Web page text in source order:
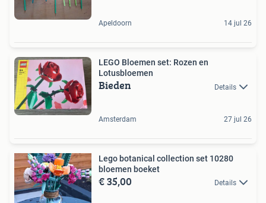
Apeldoorn 14 jul 26
LEGO Bloemen set: Rozen en
Lotusbloemen
Bieden Details
Amsterdam 27 jul 26
Lego botanical collection set 10280
bloemen boeket
€ 35,00 Details